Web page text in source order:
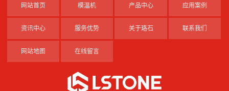
网站首页 模温机 产品中心 应用案例
资讯中心 服务优势 关于珞石 联系我们
网站地图 在线留言